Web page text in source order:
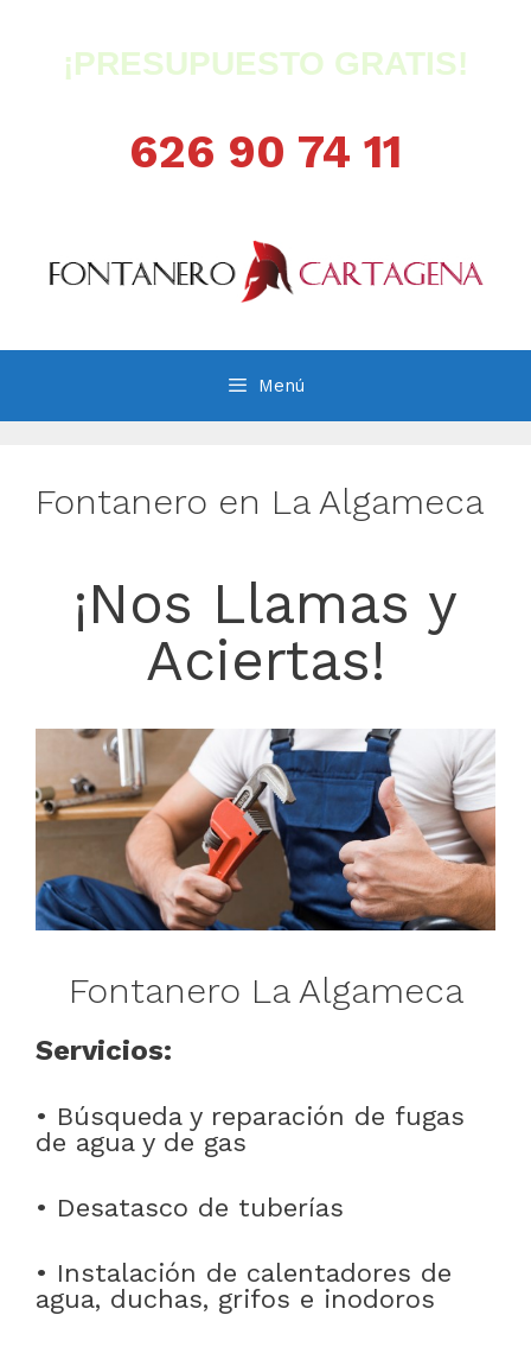
contenido¡PRESUPUESTO GRATIS!
626 90 74 11
Menú
Fontanero en La Algameca
¡Nos Llamas y
Aciertas!
Fontanero La Algameca
Servicios:
• Búsqueda y reparación de fugas
de agua y de gas
• Desatasco de tuberías
• Instalación de calentadores de
agua, duchas, grifos e inodoros